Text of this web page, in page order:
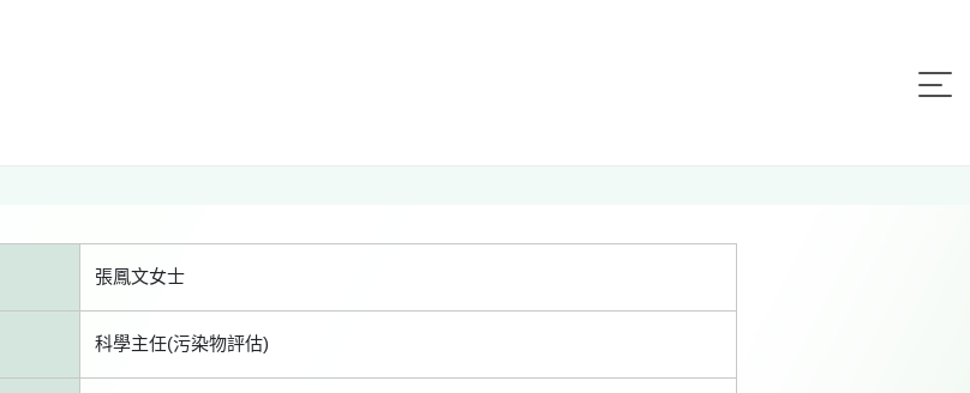
張鳳文女士
科學主任(污染物評估)